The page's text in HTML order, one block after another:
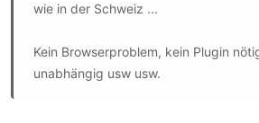
wie in der Schweiz ...
Kein Browserproblem, kein Plugin
unabhängig usw usw.